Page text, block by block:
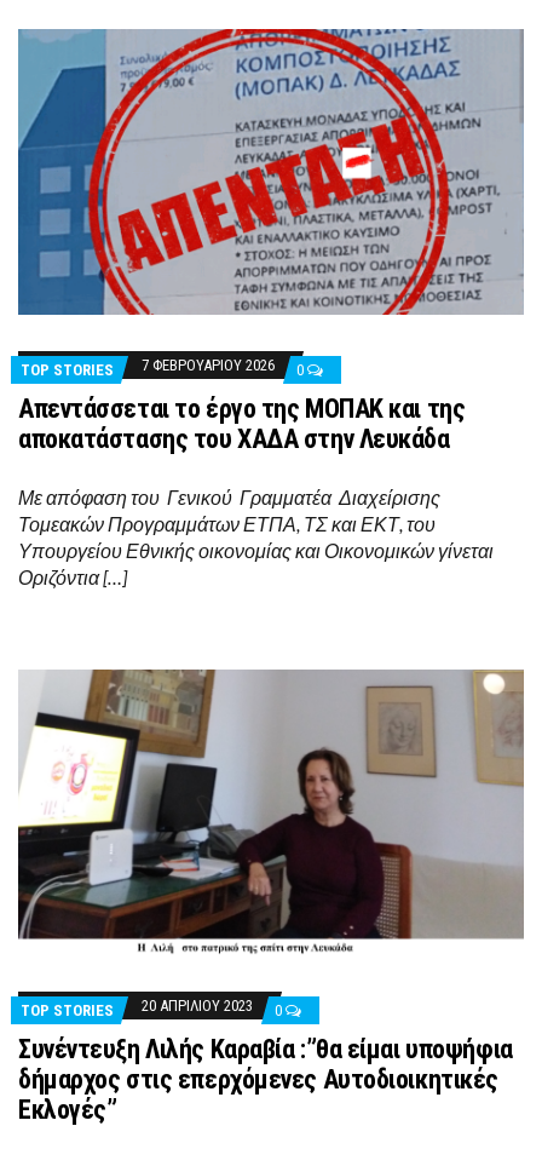
TOP STORIES 7 ΦΕΒΡΟΥΑΡΊΟΥ 2026 0
Απεντάσσεται το έργο της ΜΟΠΑΚ και της
αποκατάστασης του ΧΑΔΑ στην Λευκάδα
Με απόφαση του Γενικού Γραμματέα Διαχείρισης
Τομεακών Προγραμμάτων ΕΤΠΑ, ΤΣ και ΕΚΤ, του
Υπουργείου Εθνικής οικονομίας και Οικονομικών γίνεται
Οριζόντια […]
TOP STORIES 20 ΑΠΡΙΛΊΟΥ 2023 0
Συνέντευξη Λιλής Καραβία :”θα είμαι υποψήφια
δήμαρχος στις επερχόμενες Αυτοδιοικητικές
Εκλογές”